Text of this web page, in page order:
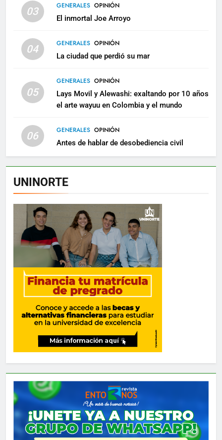
03 GENERALES OPINIÓN
El inmortal Joe Arroyo
04 GENERALES OPINIÓN
La ciudad que perdió su mar
05
GENERALES OPINIÓN
Lays Movil y Alewashi: exaltando por 10 años
el arte wayuu en Colombia y el mundo
06 GENERALES OPINIÓN
Antes de hablar de desobediencia civil
UNINORTE